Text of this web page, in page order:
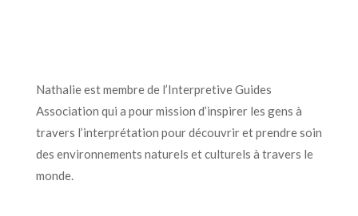
Nathalie est membre de l’Interpretive Guides
Association qui a pour mission d’inspirer les gens à
travers l’interprétation pour découvrir et prendre soin
des environnements naturels et culturels à travers le
monde.